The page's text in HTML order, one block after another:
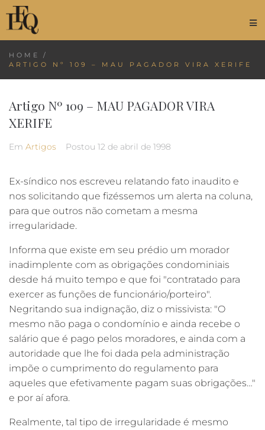
HOME
/
ARTIGO Nº 109 – MAU PAGADOR VIRA XERIFE
Artigo Nº 109 – MAU PAGADOR VIRA
XERIFE
Em Artigos Postou 12 de abril de 1998
Ex-síndico nos escreveu relatando fato inaudito e
nos solicitando que fizéssemos um alerta na coluna,
para que outros não cometam a mesma
irregularidade.
Informa que existe em seu prédio um morador
inadimplente com as obrigações condominiais
desde há muito tempo e que foi "contratado para
exercer as funções de funcionário/porteiro".
Negritando sua indignação, diz o missivista: "O
mesmo não paga o condomínio e ainda recebe o
salário que é pago pelos moradores, e ainda com a
autoridade que lhe foi dada pela administração
impõe o cumprimento do regulamento para
aqueles que efetivamente pagam suas obrigações…"
e por aí afora.
Realmente, tal tipo de irregularidade é mesmo